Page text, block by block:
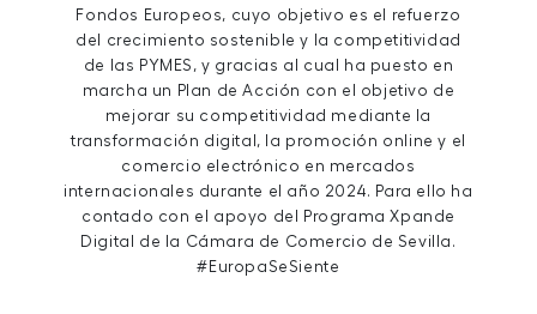
Fondos Europeos, cuyo objetivo es el refuerzo
del crecimiento sostenible y la competitividad
de las PYMES, y gracias al cual ha puesto en
marcha un Plan de Acción con el objetivo de
mejorar su competitividad mediante la
transformación digital, la promoción online y el
comercio electrónico en mercados
internacionales durante el año 2024. Para ello ha
contado con el apoyo del Programa Xpande
Digital de la Cámara de Comercio de Sevilla.
#EuropaSeSiente